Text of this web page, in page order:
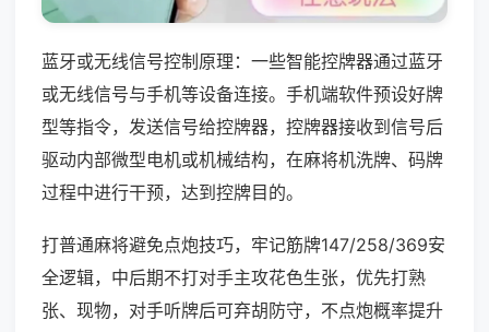
蓝牙或无线信号控制原理：一些智能控牌器通过蓝牙
或无线信号与手机等设备连接。手机端软件预设好牌
型等指令，发送信号给控牌器，控牌器接收到信号后
驱动内部微型电机或机械结构，在麻将机洗牌、码牌
过程中进行干预，达到控牌目的。
打普通麻将避免点炮技巧，牢记筋牌147/258/369安
全逻辑，中后期不打对手主攻花色生张，优先打熟
张、现物，对手听牌后可弃胡防守，不点炮概率提升